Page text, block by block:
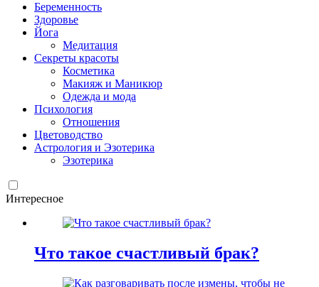
Беременность
Здоровье
Йога
Медитация
Секреты красоты
Косметика
Макияж и Маникюр
Одежда и мода
Психология
Отношения
Цветоводство
Астрология и Эзотерика
Эзотерика
Интересное
Что такое счастливый брак?